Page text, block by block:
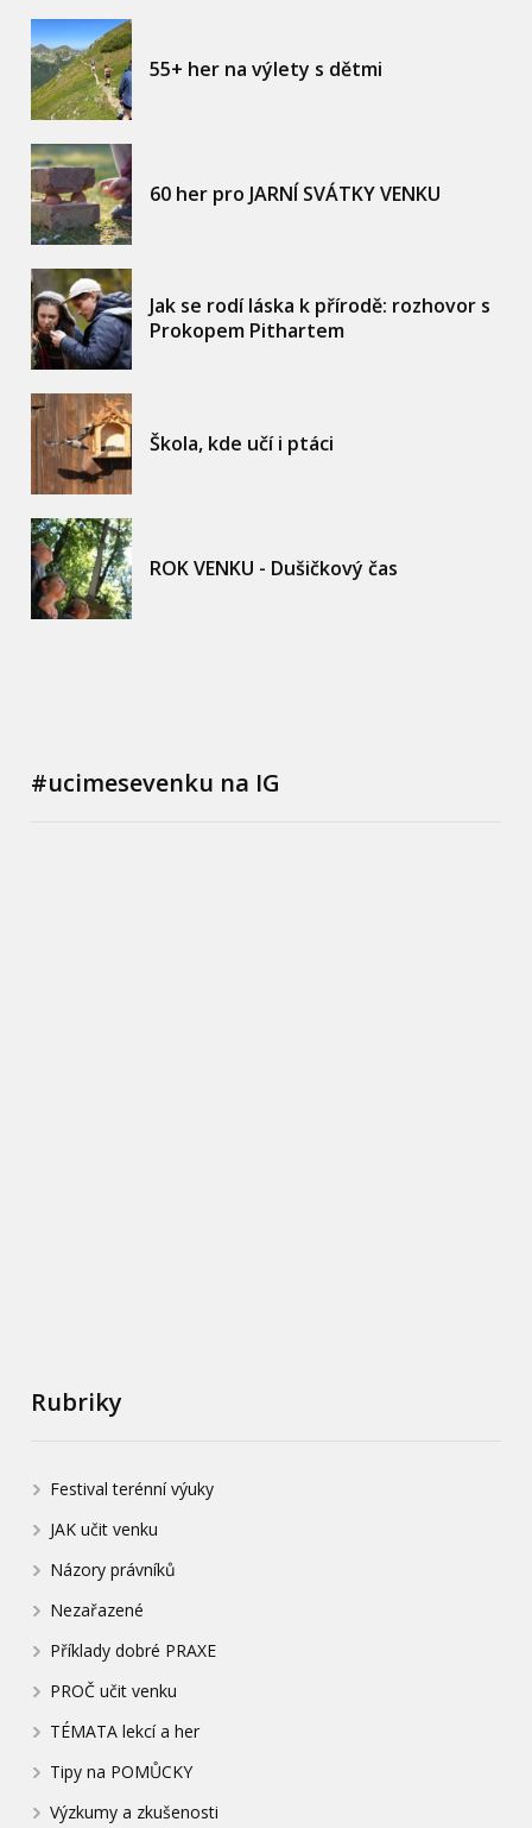
55+ her na výlety s dětmi
60 her pro JARNÍ SVÁTKY VENKU
Jak se rodí láska k přírodě: rozhovor s
Prokopem Pithartem
Škola, kde učí i ptáci
ROK VENKU - Dušičkový čas
#ucimesevenku na IG
Rubriky
Festival terénní výuky
JAK učit venku
Názory právníků
Nezařazené
Příklady dobré PRAXE
PROČ učit venku
TÉMATA lekcí a her
Tipy na POMŮCKY
Výzkumy a zkušenosti